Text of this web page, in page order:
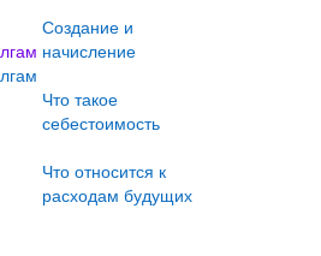
Создание и
начисление
Что такое
себестоимость
Что относится к
расходам будущих